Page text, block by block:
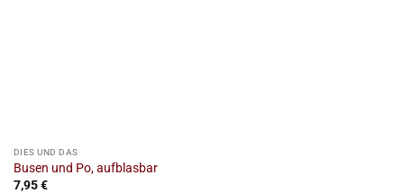
DIES UND DAS
Busen und Po, aufblasbar
7,95€